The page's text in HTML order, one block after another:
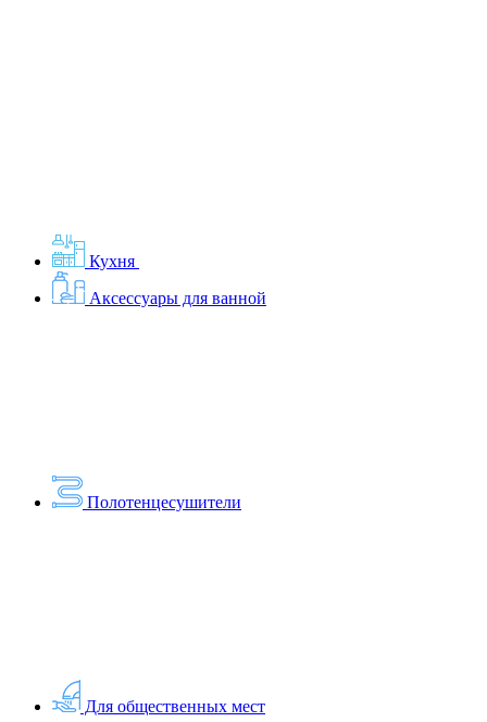
Кухня
Аксессуары для ванной
Полотенцесушители
Для общественных мест